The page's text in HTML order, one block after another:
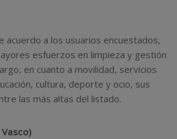
acuerdo a los usuarios encuestados,
esfuerzos en limpieza y gestión
en cuanto a movilidad, servicios
cultura, deporte y ocio, sus
las más altas del listado.